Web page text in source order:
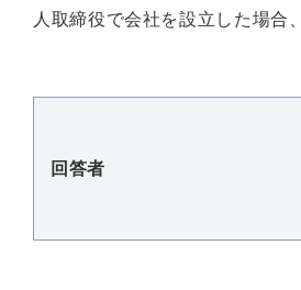
人取締役で会社を設立した場合
回答者